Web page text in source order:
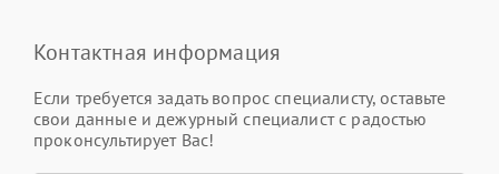
Контактная информация
Если требуется задать вопрос специалисту, оставьте
свои данные и дежурный специалист с радостью
проконсультирует Вас!